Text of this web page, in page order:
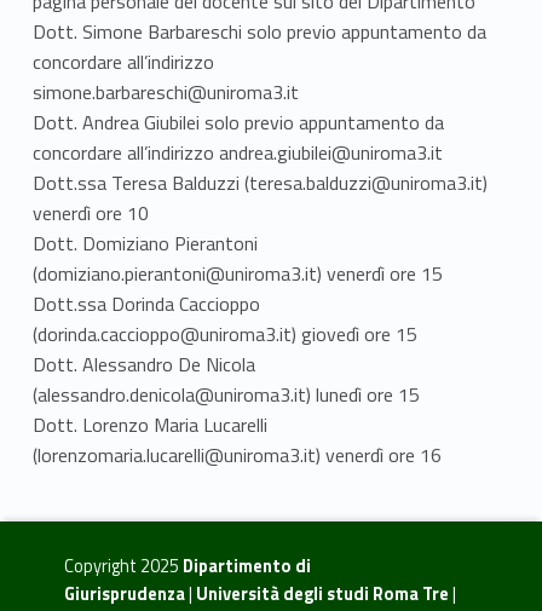
Dott. Simone Barbareschi solo previo appuntamento da
concordare all’indirizzo
simone.barbareschi@uniroma3.it
Dott. Andrea Giubilei solo previo appuntamento da
concordare all’indirizzo andrea.giubilei@uniroma3.it
Dott.ssa Teresa Balduzzi (teresa.balduzzi@uniroma3.it)
venerdì ore 10
Dott. Domiziano Pierantoni
(domiziano.pierantoni@uniroma3.it) venerdì ore 15
Dott.ssa Dorinda Caccioppo
(dorinda.caccioppo@uniroma3.it) giovedì ore 15
Dott. Alessandro De Nicola
(alessandro.denicola@uniroma3.it) lunedì ore 15
Dott. Lorenzo Maria Lucarelli
(lorenzomaria.lucarelli@uniroma3.it) venerdì ore 16
Copyright 2025 Dipartimento di
Giurisprudenza| Università degli studi Roma Tre|